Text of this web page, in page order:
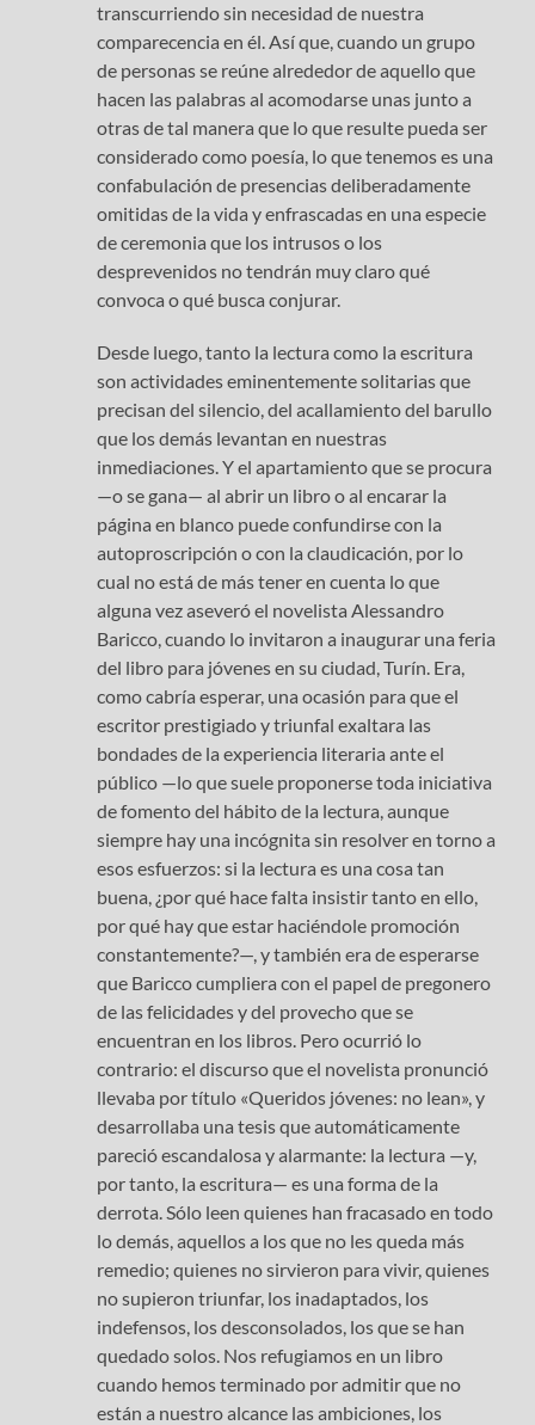
transcurriendo sin necesidad de nuestra
comparecencia en él. Así que, cuando un grupo
de personas se reúne alrededor de aquello que
hacen las palabras al acomodarse unas junto a
otras de tal manera que lo que resulte pueda ser
considerado como poesía, lo que tenemos es una
confabulación de presencias deliberadamente
omitidas de la vida y enfrascadas en una especie
de ceremonia que los intrusos o los
desprevenidos no tendrán muy claro qué
convoca o qué busca conjurar.
Desde luego, tanto la lectura como la escritura
son actividades eminentemente solitarias que
precisan del silencio, del acallamiento del barullo
que los demás levantan en nuestras
inmediaciones. Y el apartamiento que se procura
—o se gana— al abrir un libro o al encarar la
página en blanco puede confundirse con la
autoproscripción o con la claudicación, por lo
cual no está de más tener en cuenta lo que
alguna vez aseveró el novelista Alessandro
Baricco, cuando lo invitaron a inaugurar una feria
del libro para jóvenes en su ciudad, Turín. Era,
como cabría esperar, una ocasión para que el
escritor prestigiado y triunfal exaltara las
bondades de la experiencia literaria ante el
público —lo que suele proponerse toda iniciativa
de fomento del hábito de la lectura, aunque
siempre hay una incógnita sin resolver en torno a
esos esfuerzos: si la lectura es una cosa tan
buena, ¿por qué hace falta insistir tanto en ello,
por qué hay que estar haciéndole promoción
constantemente?—, y también era de esperarse
que Baricco cumpliera con el papel de pregonero
de las felicidades y del provecho que se
encuentran en los libros. Pero ocurrió lo
contrario: el discurso que el novelista pronunció
llevaba por título «Queridos jóvenes: no lean», y
desarrollaba una tesis que automáticamente
pareció escandalosa y alarmante: la lectura —y,
por tanto, la escritura— es una forma de la
derrota. Sólo leen quienes han fracasado en todo
lo demás, aquellos a los que no les queda más
remedio; quienes no sirvieron para vivir, quienes
no supieron triunfar, los inadaptados, los
indefensos, los desconsolados, los que se han
quedado solos. Nos refugiamos en un libro
cuando hemos terminado por admitir que no
están a nuestro alcance las ambiciones, los